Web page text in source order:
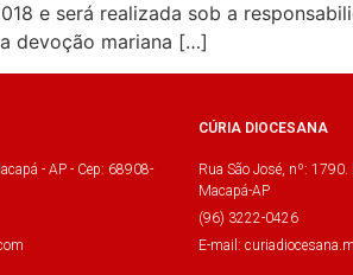
e será realizada sob a
devoção mariana […]
- AP - Cep: 68908-
CÚRIA DIOCESANA
Rua São José, nº:
Macapá-AP
(96) 3222-0426
E-mail: